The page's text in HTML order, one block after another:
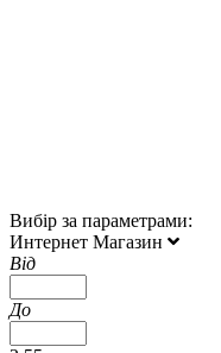
Вибір за параметрами:
Интернет Магазин
Від
До